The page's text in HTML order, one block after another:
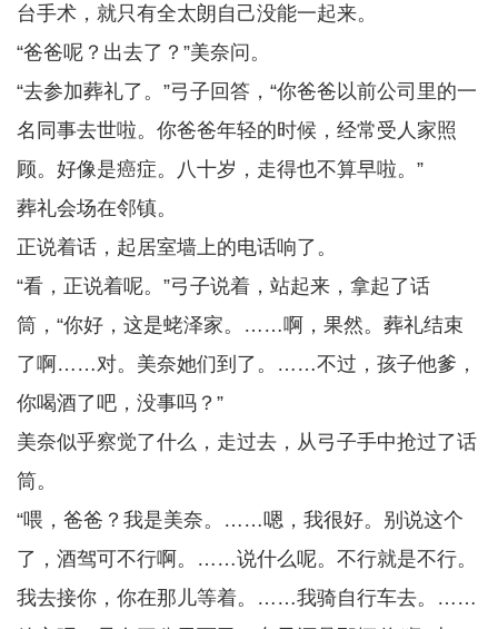
台手术，就只有全太朗自己没能一起来。
“爸爸呢？出去了？”美奈问。
“去参加葬礼了。”弓子回答，“你爸爸以前公司里的一
名同事去世啦。你爸爸年轻的时候，经常受人家照
顾。好像是癌症。八十岁，走得也不算早啦。”
葬礼会场在邻镇。
正说着话，起居室墙上的电话响了。
“看，正说着呢。”弓子说着，站起来，拿起了话
筒，“你好，这是蛯泽家。……啊，果然。葬礼结束
了啊……对。美奈她们到了。……不过，孩子他爹，
你喝酒了吧，没事吗？”
美奈似乎察觉了什么，走过去，从弓子手中抢过了话
筒。
“喂，爸爸？我是美奈。……嗯，我很好。别说这个
了，酒驾可不行啊。……说什么呢。不行就是不行。
我去接你，你在那儿等着。……我骑自行车去。……